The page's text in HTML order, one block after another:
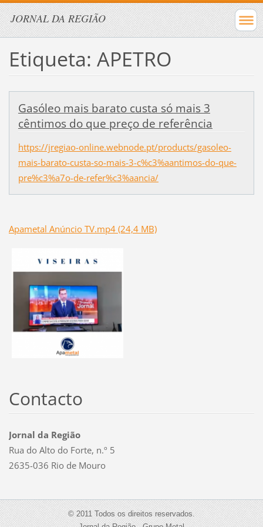
JORNAL DA REGIÃO
Etiqueta: APETRO
Gasóleo mais barato custa só mais 3
cêntimos do que preço de referência
https://jregiao-online.webnode.pt/products/gasoleo-
mais-barato-custa-so-mais-3-c%c3%aantimos-do-que-
pre%c3%a7o-de-refer%c3%aancia/
Apametal Anúncio TV.mp4 (24,4 MB)
Contacto
Jornal da Região
Rua do Alto do Forte, n.º 5
2635-036 Rio de Mouro
© 2011 Todos os direitos reservados.